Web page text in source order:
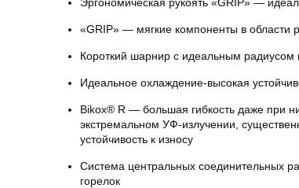
«GRIP» — мягкие компоненты в области
Короткий шарнир с идеальным
Идеальное охлаждение-высокая
Bikox® R — большая гибкость даже при
экстремальном УФ-излучении,
устойчивость к износу
Система центральных соединительных
горелок